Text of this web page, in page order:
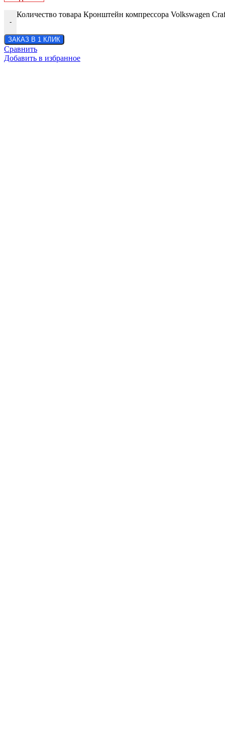
-
Количество товара Кронштейн компрессора Volkswagen
ЗАКАЗ В 1 КЛИК
Сравнить
Добавить в избранное